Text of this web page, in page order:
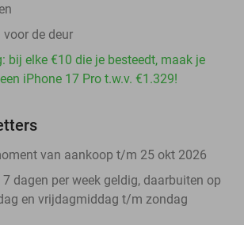
voor de deur
bij elke €10 die je besteedt, maak je
iPhone 17 Pro t.w.v. €1.329!
van aankoop t/m 25 okt 2026
dagen per week geldig, daarbuiten op
en vrijdagmiddag t/m zondag